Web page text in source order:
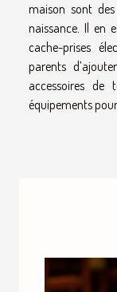
maison sont
naissance. Il en
cache-prises
parents
accessoires de
équipements